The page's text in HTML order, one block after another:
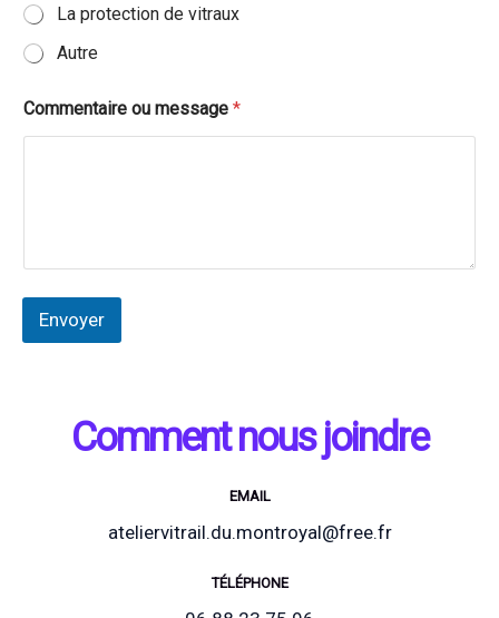
Comment nous joindre
EMAIL
ateliervitrail.du.montroyal@free.fr
TÉLÉPHONE
l
u
é
r
o
La protection de vitraux
Autre
Commentaire ou message *
Envoyer